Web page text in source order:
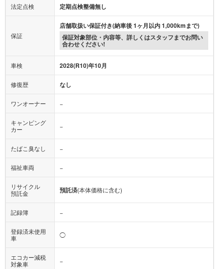
法定点検 定期点検整備無し
保証
店舗取扱い保証付き(納車後 1ヶ月以内 1,000kmまで)
保証対象部位・内容等、詳しくはスタッフまでお問い
合わせください!
車検 2028(R10)年10月
修復歴 なし
ワンオーナー −
キャンピング
カー
−
たばこ臭なし −
福祉車両 −
リサイクル
預託金
預託済(本体価格に含む)
記録簿 −
登録済未使用
車
◯
エコカー減税
対象車
−